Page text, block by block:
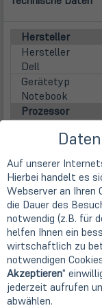
Hersteller
Hersteller
Dell
Gerätetyp
Notebook
Prozessor
Intel Core i7-
Familie
Intel Core i7
Kerne
4 Kerne (Quad-
Taktfrequenz
3,0 GHz
Max. Turbo
4,80 GHz
Prozessorgrafik
Intel Iris Xe
Auf unserer
Hierbei handelt es
Webserver an Ihren
die Dauer des
notwendig (z.B. für
helfen Ihnen ein
wirtschaftlich zu
notwendigen
Akzeptieren"
jederzeit aufrufen
abwählen.